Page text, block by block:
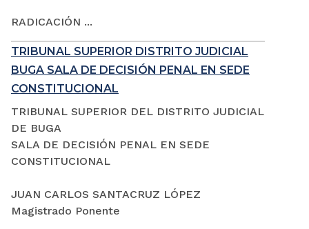
RADICACIÓN ...
TRIBUNAL SUPERIOR DISTRITO JUDICIAL
BUGA SALA DE DECISIÓN PENAL EN SEDE
CONSTITUCIONAL
TRIBUNAL SUPERIOR DEL DISTRITO JUDICIAL
DE BUGA
SALA DE DECISIÓN PENAL EN SEDE
CONSTITUCIONAL
JUAN CARLOS SANTACRUZ LÓPEZ
Magistrado Ponente